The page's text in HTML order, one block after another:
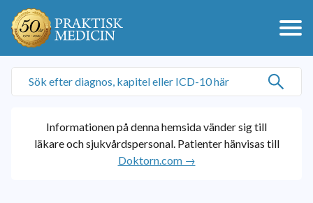
Informationen på denna hemsida vänder sig till
läkare och sjukvårdspersonal. Patienter hänvisas till
Doktorn.com →